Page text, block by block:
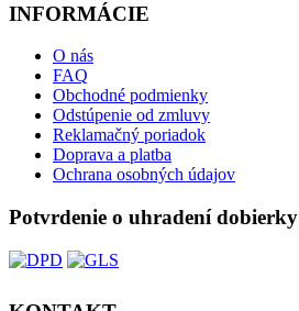
INFORMÁCIE
O nás
FAQ
Obchodné podmienky
Odstúpenie od zmluvy
Reklamačný poriadok
Doprava a platba
Ochrana osobných údajov
Potvrdenie o uhradení dobierky